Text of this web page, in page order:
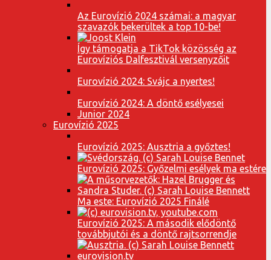
Az Eurovízió 2024 számai: a magyar
szavazók bekerültek a top 10-be!
Így támogatja a TikTok közösség az
Eurovíziós Dalfesztivál versenyzőit
Eurovízió 2024: Svájc a nyertes!
Eurovízió 2024: A döntő esélyesei
Junior 2024
Eurovízió 2025
Eurovízió 2025: Ausztria a győztes!
Eurovízió 2025: Győzelmi esélyek ma estére
Ma este: Eurovízió 2025 Finálé
Eurovízió 2025: A második elődöntő
továbbjutói és a döntő rajtsorrendje